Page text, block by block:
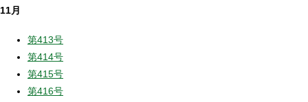
11月
第413号
第414号
第415号
第416号